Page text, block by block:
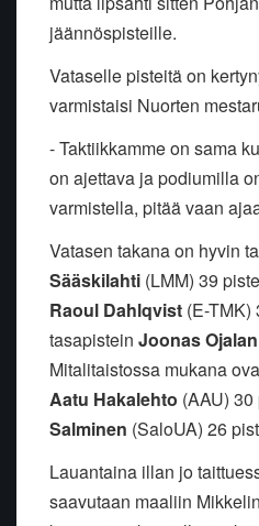
jäännöspisteille.
Vataselle pisteitä on
varmistaisi Nuorten
- Taktiikkamme on sama
on ajettava ja podiumilla
varmistella, pitää vaan
Vatasen takana on hyvin
Sääskilahti (LMM) 39
Raoul Dahlqvist (E-TMK)
tasapistein Joonas Ojalan
Mitalitaistossa mukana
Aatu Hakalehto (AAU)
Salminen (SaloUA) 26
Lauantaina illan jo
saavutaan maaliin